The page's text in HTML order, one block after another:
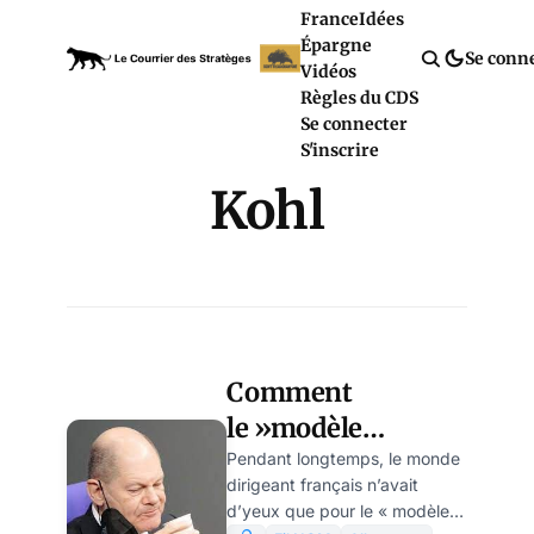
FranceIdées
Épargne
Vidéos
Règles du CDS
Se connecter
S'inscrire
Se
Kohl
Comment
le »modèle
allemand » s’est
déréglé
Pendant longtemps, le monde
dirigeant français n’avait
d’yeux que pour le « modèle